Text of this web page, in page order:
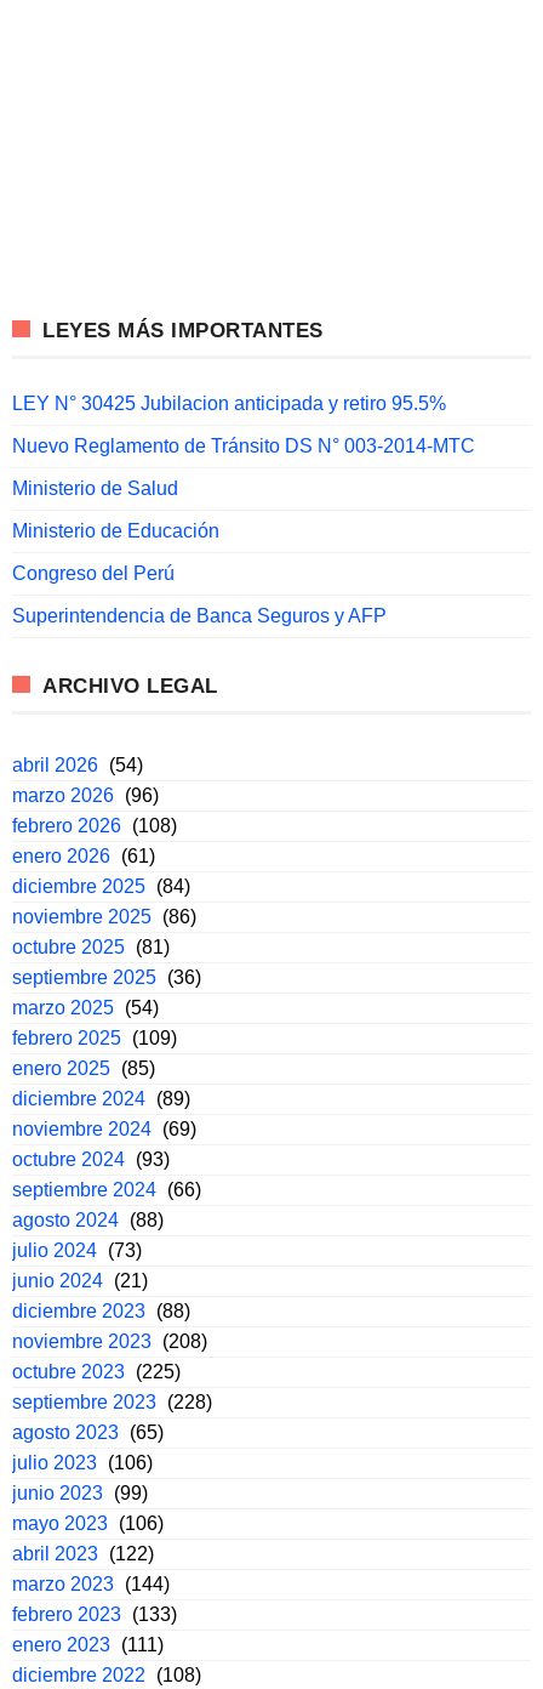
LEYES MÁS IMPORTANTES
LEY N° 30425 Jubilacion anticipada y retiro 95.5%
Nuevo Reglamento de Tránsito DS N° 003-2014-MTC
Ministerio de Salud
Ministerio de Educación
Congreso del Perú
Superintendencia de Banca Seguros y AFP
ARCHIVO LEGAL
abril 2026 (54)
marzo 2026 (96)
febrero 2026 (108)
enero 2026 (61)
diciembre 2025 (84)
noviembre 2025 (86)
octubre 2025 (81)
septiembre 2025 (36)
marzo 2025 (54)
febrero 2025 (109)
enero 2025 (85)
diciembre 2024 (89)
noviembre 2024 (69)
octubre 2024 (93)
septiembre 2024 (66)
agosto 2024 (88)
julio 2024 (73)
junio 2024 (21)
diciembre 2023 (88)
noviembre 2023 (208)
octubre 2023 (225)
septiembre 2023 (228)
agosto 2023 (65)
julio 2023 (106)
junio 2023 (99)
mayo 2023 (106)
abril 2023 (122)
marzo 2023 (144)
febrero 2023 (133)
enero 2023 (111)
diciembre 2022
(108)